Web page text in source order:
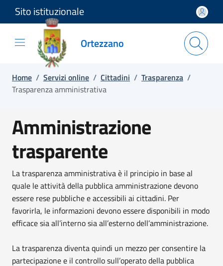
Salta e vai al contenuto
Salta e vai al footer
Sito istituzionale
Ortezzano
Home / Servizi online / Cittadini / Trasparenza /
Trasparenza amministrativa
Amministrazione
trasparente
La trasparenza amministrativa è il principio in base al
quale le attività della pubblica amministrazione devono
essere rese pubbliche e accessibili ai cittadini. Per
favorirla, le informazioni devono essere disponibili in modo
efficace sia all’interno sia all’esterno dell’amministrazione.
La trasparenza diventa quindi un mezzo per consentire la
partecipazione e il controllo sull’operato della pubblica